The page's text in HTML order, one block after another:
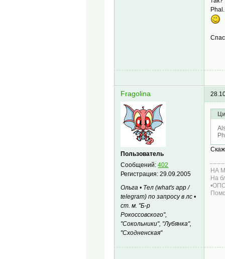
Fragolina
Пользователь
Сообщений:402
Регистрация:29.09.2005
Ольга • Тел (what's app /
telegram) по запросу в лс •
ст. м. "Б-р
Рокоссовского",
"Сокольники", "Лубянка",
"Сходненская"
НА
На